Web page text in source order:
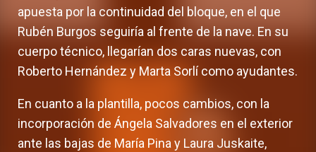
apuesta por la continuidad del bloque, en el que
Rubén Burgos seguiría al frente de la nave. En su
cuerpo técnico, llegarían dos caras nuevas, con
Roberto Hernández y Marta Sorlí como ayudantes.
En cuanto a la plantilla, pocos cambios, con la
incorporación de Ángela Salvadores en el exterior
ante las bajas de María Pina y Laura Juskaite,